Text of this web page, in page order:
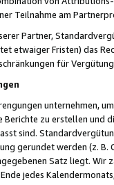
Teilnahme am
Partner,
etwaiger Fristen) das
für
unternehmen,
zu erstellen und
sind.
gerundet werden (z.
Satz liegt.
jedes